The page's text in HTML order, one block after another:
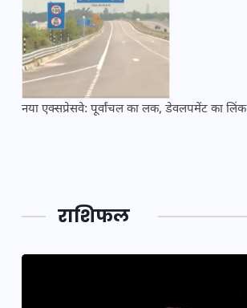
नया एक्सप्रेसवे: पूर्वांचल का लक, डेवलपमेंट का लिंक
राशिफल